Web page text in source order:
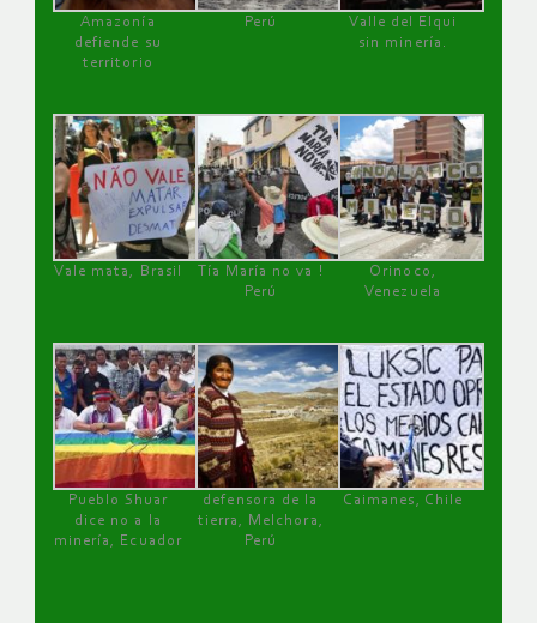
Amazonía
defiende su
territorio
Perú
Valle del Elqui
sin minería.
Vale mata, Brasil
Tía María no va !
Perú
Orinoco,
Venezuela
Pueblo Shuar
dice no a la
minería, Ecuador
defensora de la
tierra, Melchora,
Perú
Caimanes, Chile